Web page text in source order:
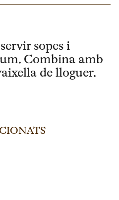
sopes i
Combina amb
de lloguer.